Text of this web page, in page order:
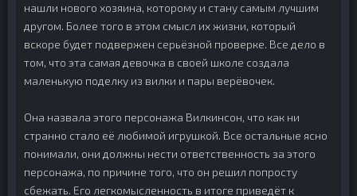
нашли нового хозяина, которому и стану самым лучшим
другом. Более того в этом смысл их жизни, который
вскоре будет подвержен серьёзной проверке. Все дело в
том, что эта самая девочка в своей школе создала
маленькую поделку из вилки и пары верёвочек.
Она назвала этого персонажа Вилкинсон, что как ни
странно стало её любимой игрушкой. Все остальные ясно
понимали, они должны нести ответственность за этого
персонажа, по причине того, что он решил попросту
сбежать. Его легкомысленность в итоге приведёт к